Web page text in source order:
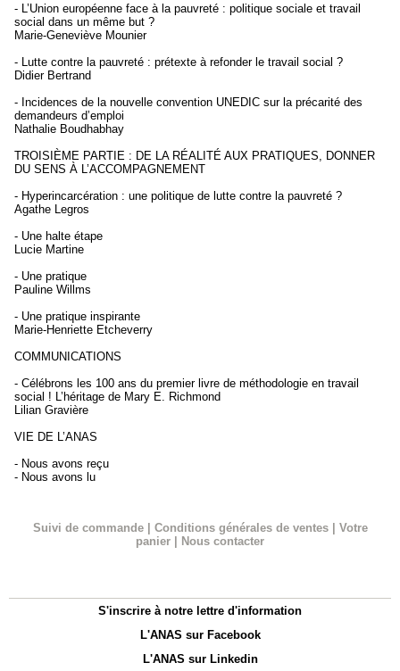
- L’Union européenne face à la pauvreté : politique sociale et travail
social dans un même but ?
Marie-Geneviève Mounier
- Lutte contre la pauvreté : prétexte à refonder le travail social ?
Didier Bertrand
- Incidences de la nouvelle convention UNEDIC sur la précarité des
demandeurs d’emploi
Nathalie Boudhabhay
TROISIÈME PARTIE : DE LA RÉALITÉ AUX PRATIQUES, DONNER
DU SENS À L’ACCOMPAGNEMENT
- Hyperincarcération : une politique de lutte contre la pauvreté ?
Agathe Legros
- Une halte étape
Lucie Martine
- Une pratique
Pauline Willms
- Une pratique inspirante
Marie-Henriette Etcheverry
COMMUNICATIONS
- Célébrons les 100 ans du premier livre de méthodologie en travail
social ! L’héritage de Mary E. Richmond
Lilian Gravière
VIE DE L’ANAS
- Nous avons reçu
- Nous avons lu
Suivi de commande | Conditions générales de ventes | Votre
panier | Nous contacter
S'inscrire à notre lettre d'information
L'ANAS sur Facebook
L'ANAS sur Linkedin